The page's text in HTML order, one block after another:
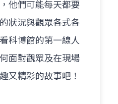
他們可能每天都要
狀況與觀眾各式各
科博館的第一線人
面對觀眾及在現場
又精彩的故事吧！